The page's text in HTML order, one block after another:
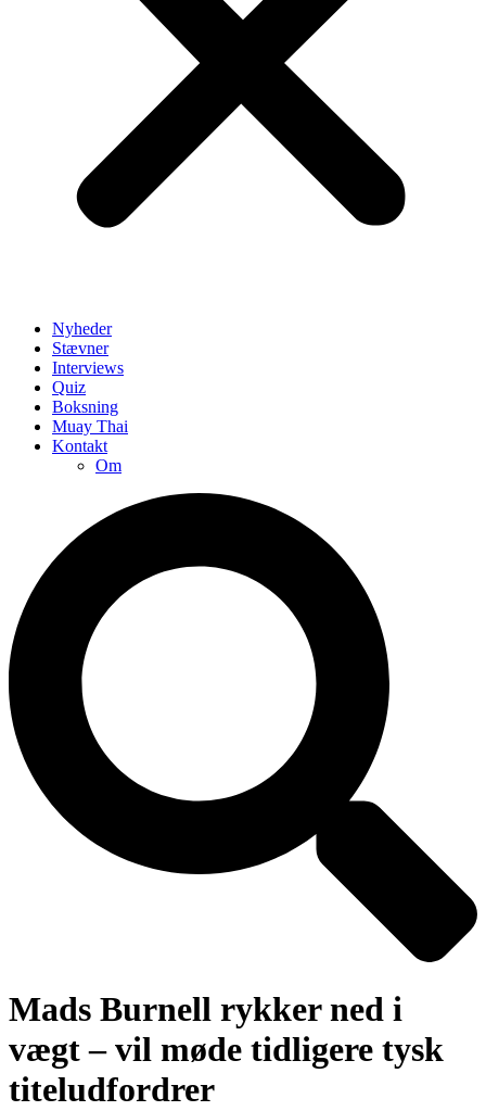
Nyheder
Stævner
Interviews
Quiz
Boksning
Muay Thai
Kontakt
Om
Mads Burnell rykker ned i
vægt – vil møde tidligere tysk
titeludfordrer